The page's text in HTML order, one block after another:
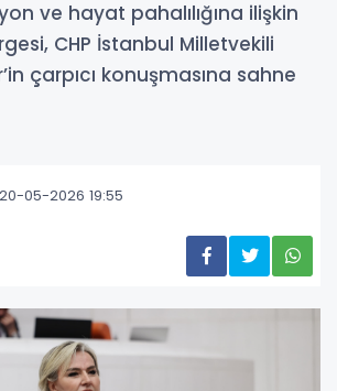
ve hayat pahalılığına ilişkin
CHP İstanbul Milletvekili
çarpıcı konuşmasına sahne
20-05-2026 19:55